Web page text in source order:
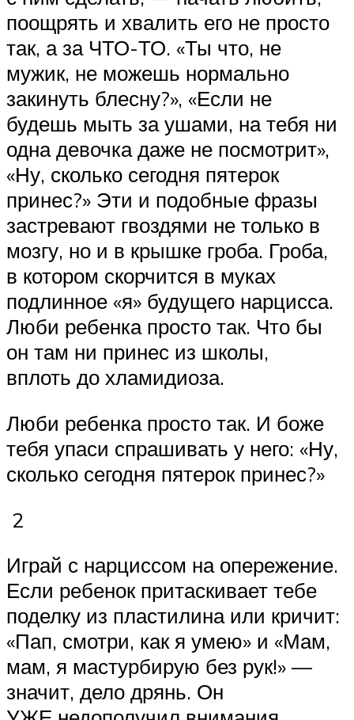
поощрять и хвалить его не просто
так, а за ЧТО-ТО. «Ты что, не
мужик, не можешь нормально
закинуть блесну?», «Если не
будешь мыть за ушами, на тебя ни
одна девочка даже не посмотрит»,
«Ну, сколько сегодня пятерок
принес?» Эти и подобные фразы
застревают ­гвоздями не только в
мозгу, но и в крышке гроба. Гроба,
в котором скорчится в муках
подлинное «я» будущего нарцисса.
Люби ребенка просто так. Что бы
он там ни принес из школы,
вплоть до хламидиоза.
Люби ­ребенка просто так. И боже
тебя упаси спрашивать у него: «Ну,
сколько сегодня пятерок принес?»
2
Играй с нарциссом на опережение.
Если ребенок притаскивает тебе
поделку из пластилина или кричит:
«Пап, смотри, как я умею» и «Мам,
мам, я мастурбирую без рук!» —
значит, дело дрянь. Он